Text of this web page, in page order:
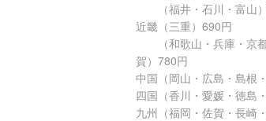
（福井・石川・富山
近畿（三重）690円
（和歌山・兵庫・京
賀）780円
中国（岡山・広島・島根
四国（香川・愛媛・徳島
九州（福岡・佐賀・長崎